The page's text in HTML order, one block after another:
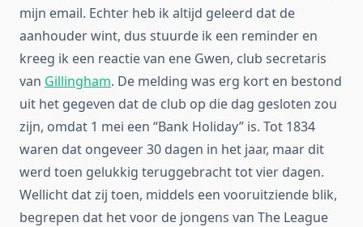
mijn email. Echter heb ik altijd geleerd dat de
aanhouder wint, dus stuurde ik een reminder en
kreeg ik een reactie van ene Gwen, club secretaris
van Gillingham. De melding was erg kort en bestond
uit het gegeven dat de club op die dag gesloten zou
zijn, omdat 1 mei een “Bank Holiday” is. Tot 1834
waren dat ongeveer 30 dagen in het jaar, maar dit
werd toen gelukkig teruggebracht tot vier dagen.
Wellicht dat zij toen, middels een vooruitziende blik,
begrepen dat het voor de jongens van The League